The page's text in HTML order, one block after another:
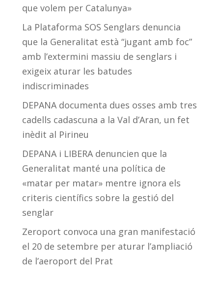
que volem per Catalunya»
La Plataforma SOS Senglars denuncia
que la Generalitat està “jugant amb foc”
amb l’extermini massiu de senglars i
exigeix aturar les batudes
indiscriminades
DEPANA documenta dues osses amb tres
cadells cadascuna a la Val d’Aran, un fet
inèdit al Pirineu
DEPANA i LIBERA denuncien que la
Generalitat manté una política de
«matar per matar» mentre ignora els
criteris científics sobre la gestió del
senglar
Zeroport convoca una gran manifestació
el 20 de setembre per aturar l’ampliació
de l’aeroport del Prat